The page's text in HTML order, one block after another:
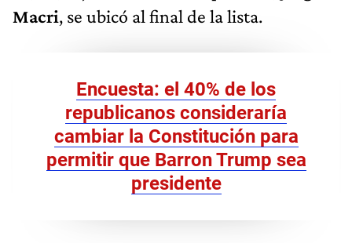
Macri, se ubicó al final de la lista.
Encuesta: el 40% de los
republicanos consideraría
cambiar la Constitución para
permitir que Barron Trump sea
presidente